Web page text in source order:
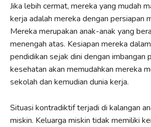
Jika lebih cermat, mereka yang mudah
kerja adalah mereka dengan persiapan
Mereka merupakan anak-anak yang
menengah atas. Kesiapan mereka
pendidikan sejak dini dengan imbangan
kesehatan akan memudahkan mereka
sekolah dan kemudian dunia kerja.
Situasi kontradiktif terjadi di kalangan
miskin. Keluarga miskin tidak memiliki